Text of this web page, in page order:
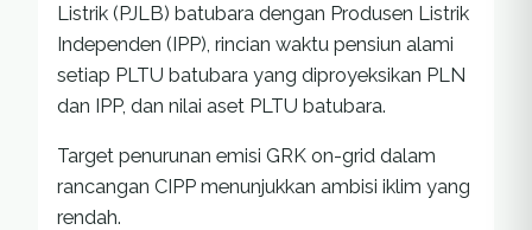
Listrik (PJLB) batubara dengan Produsen Listrik
Independen (IPP), rincian waktu pensiun alami
setiap PLTU batubara yang diproyeksikan PLN
dan IPP, dan nilai aset PLTU batubara.
Target penurunan emisi GRK on-grid dalam
rancangan CIPP menunjukkan ambisi iklim yang
rendah.